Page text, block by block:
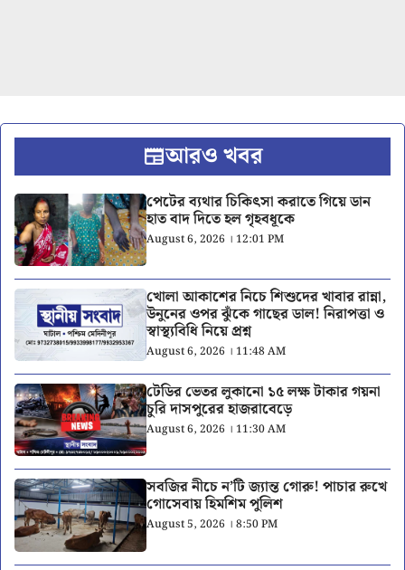
আরও খবর
পেটের ব্যথার চিকিৎসা করাতে গিয়ে ডান
হাত বাদ দিতে হল গৃহবধূকে
August 6, 2026 । 12:01 PM
খোলা আকাশের নিচে শিশুদের খাবার রান্না,
উনুনের ওপর ঝুঁকে গাছের ডাল! নিরাপত্তা ও
স্বাস্থ্যবিধি নিয়ে প্রশ্ন
August 6, 2026 । 11:48 AM
টেডির ভেতর লুকানো ১৫ লক্ষ টাকার গয়না
চুরি দাসপুরের হাজরাবেড়ে
August 6, 2026 । 11:30 AM
সবজির নীচে ন’টি জ্যান্ত গোরু! পাচার রুখে
গোসেবায় হিমশিম পুলিশ
August 5, 2026 । 8:50 PM